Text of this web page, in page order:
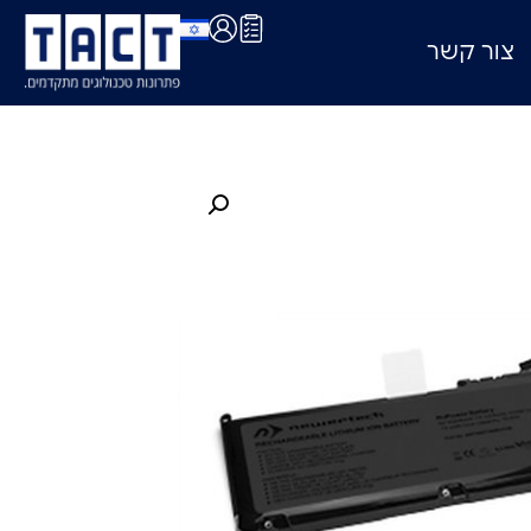
צור קשר